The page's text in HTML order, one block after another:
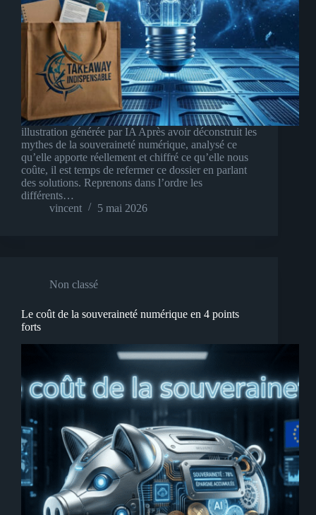
illustration générée par IA Après avoir déconstruit les
mythes de la souveraineté numérique, analysé ce
qu’elle apporte réellement et chiffré ce qu’elle nous
coûte, il est temps de refermer ce dossier en parlant
des solutions. Reprenons dans l’ordre les
différents…
vincent
5 mai 2026
Non classé
Le coût de la souveraineté numérique en 4 points
forts